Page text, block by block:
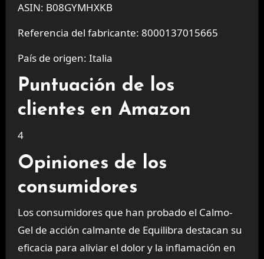
ASIN: B08GYMHXKB
Referencia del fabricante: 8000137015665
País de origen: Italia
Puntuación de los
clientes en Amazon
4
Opiniones de los
consumidores
Los consumidores que han probado el Calmo-
Gel de acción calmante de Equilibra destacan su
eficacia para aliviar el dolor y la inflamación en